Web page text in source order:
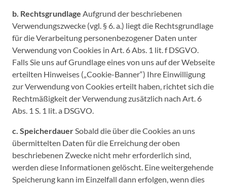
b. Rechtsgrundlage Aufgrund der beschriebenen
Verwendungszwecke (vgl. § 6. a.) liegt die Rechtsgrundlage
für die Verarbeitung personenbezogener Daten unter
Verwendung von Cookies in Art. 6 Abs. 1 lit. f DSGVO.
Falls Sie uns auf Grundlage eines von uns auf der Webseite
erteilten Hinweises („Cookie-Banner“) Ihre Einwilligung
zur Verwendung von Cookies erteilt haben, richtet sich die
Rechtmäßigkeit der Verwendung zusätzlich nach Art. 6
Abs. 1 S. 1 lit. a DSGVO.
c. SpeicherdauerSobald die über die Cookies an uns
übermittelten Daten für die Erreichung der oben
beschriebenen Zwecke nicht mehr erforderlich sind,
werden diese Informationen gelöscht. Eine weitergehende
Speicherung kann im Einzelfall dann erfolgen, wenn dies